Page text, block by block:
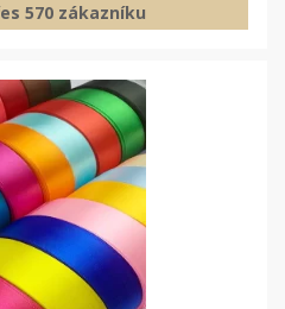
570 zákazníku